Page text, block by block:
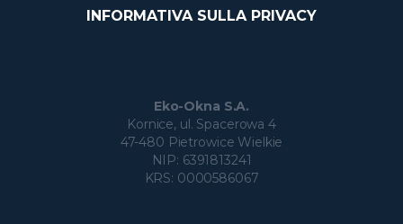
INFORMATIVA SULLA PRIVACY
Eko-Okna S.A.
Kornice, ul. Spacerowa 4
47-480 Pietrowice Wielkie
NIP: 6391813241
KRS: 0000586067